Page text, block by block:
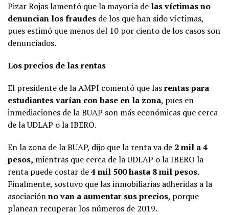
Pizar Rojas lamentó que la mayoría de las víctimas no
denuncian los fraudes de los que han sido víctimas,
pues estimó que menos del 10 por ciento de los casos son
denunciados.
Los precios de las rentas
El presidente de la AMPI comentó que lasrentas para
estudiantesvarían con base en la zona, pues en
inmediaciones de la BUAP son más económicas que cerca
de la UDLAP o la IBERO.
En la zona de la BUAP, dijo que la renta va de 2 mil a 4
pesos, mientras que cerca de la UDLAP o la IBERO la
renta puede costar de4 mil 500 hasta 8 mil pesos.
Finalmente, sostuvo que las inmobiliarias adheridas a la
asociaciónno van a aumentar sus precios, porque
planean recuperar los números de 2019.